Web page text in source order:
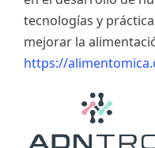
tecnologías y
mejorar la
https://